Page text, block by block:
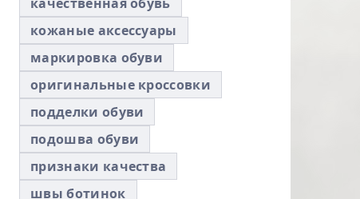
кожаные аксессуары
маркировка обуви
оригинальные кроссовки
подделки обуви
подошва обуви
признаки качества
швы ботинок